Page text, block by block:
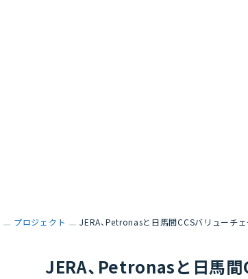
プロジェクト JERA、Petronasと日馬間CCSバリューチ
JERA、Petronasと日馬